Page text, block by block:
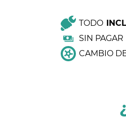
TODO
SIN PAGAR
CAMBIO